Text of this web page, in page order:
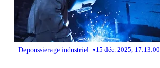
Depoussierage industriel •15 déc. 2025, 17:13:00